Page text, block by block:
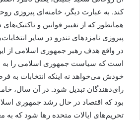
کند. به عبارت دیگر، خامنه‌ای پیروزی
همانطور که از تغییر قوانین و
پیروزی نامزدهای تندرو در سایر
در واقع هدف رهبر جمهوری اسلامی از
است که سیاست جمهوری اسلامی را
خودش می‌خواهد نه اینکه انتخابات به
رای‌دهندگان تبدیل شود. در آن سال،
بود که اقتصاد در حال رشد جمهوری
تحریم‌های ایالات متحده رها شود که به